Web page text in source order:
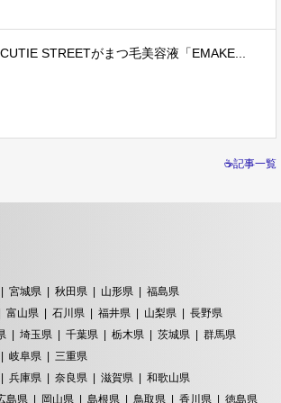
CUTIE STREETがまつ毛美容液「EMAKE...
☕記事一覧
宮城県 秋田県 山形県
福島県
富山県 石川県 福井県 山梨県
長野県
埼玉県 千葉県 栃木県 茨城県
群馬県
岐阜県
三重県
兵庫県 奈良県 滋賀県
和歌山県
島県 岡山県 島根県 鳥取県 香川県 徳島県